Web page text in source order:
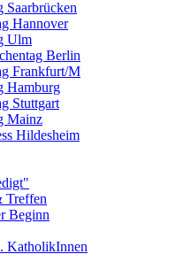
Saarbrücken
Hannover
Ulm
Berlin
Frankfurt/M
Hamburg
Stuttgart
Mainz
Hildesheim
Treffen
Beginn
KatholikInnen